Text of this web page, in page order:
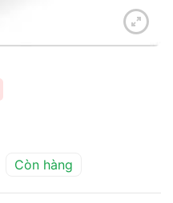
Còn hàng